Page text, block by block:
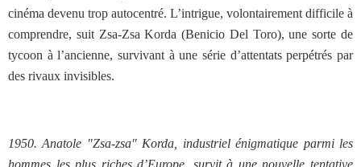
cinéma devenu trop autocentré. L’intrigue, volontairement difficile à
comprendre, suit Zsa-Zsa Korda (Benicio Del Toro), une sorte de
tycoon à l’ancienne, survivant à une série d’attentats perpétrés par
des rivaux invisibles.
1950. Anatole "Zsa-zsa" Korda, industriel énigmatique parmi les
hommes les plus riches d’Europe, survit à une nouvelle tentative